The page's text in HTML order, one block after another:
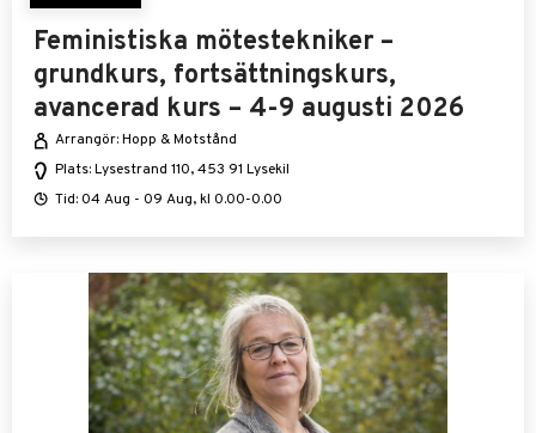
Feministiska mötestekniker –
grundkurs, fortsättningskurs,
avancerad kurs – 4-9 augusti 2026
Arrangör: Hopp & Motstånd
Plats: Lysestrand 110, 453 91 Lysekil
Tid: 04 Aug - 09 Aug, kl 0.00-0.00